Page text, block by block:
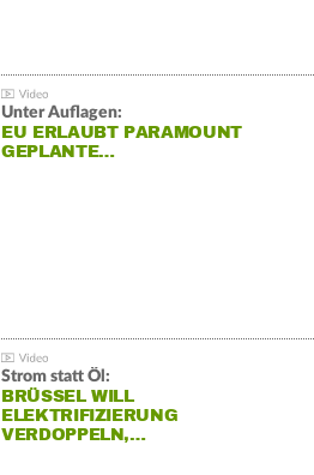
Unter Auflagen:
EU ERLAUBT PARAMOUNT
GEPLANTE…
Strom statt Öl:
BRÜSSEL WILL
ELEKTRIFIZIERUNG
VERDOPPELN,…